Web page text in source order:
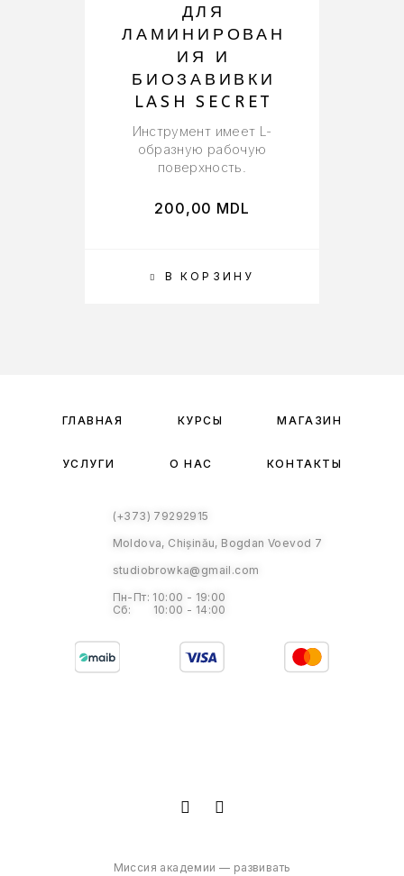
В КОРЗИНУ
ДЛЯ
ЛАМИНИРОВАН
ИЯ И
БИОЗАВИВКИ
LASH SECRET
Инструмент имеет L-
образную рабочую
поверхность.
200,00 MDL
ГЛАВНАЯ КУРСЫ МАГАЗИН
УСЛУГИ О НАС КОНТАКТЫ
(+373) 79292915
Moldova, Chișinău, Bogdan Voevod 7
studiobrowka@gmail.com
Пн-Пт: 10:00 - 19:00
Сб: 10:00 - 14:00
Миссия академии — развивать